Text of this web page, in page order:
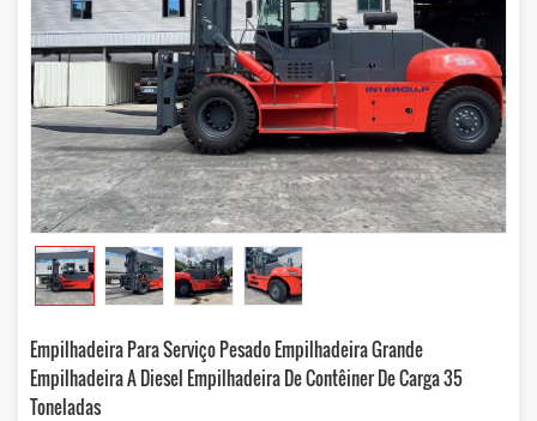
Empilhadeira Para Serviço Pesado Empilhadeira Grande
Empilhadeira A Diesel Empilhadeira De Contêiner De Carga 35
Toneladas